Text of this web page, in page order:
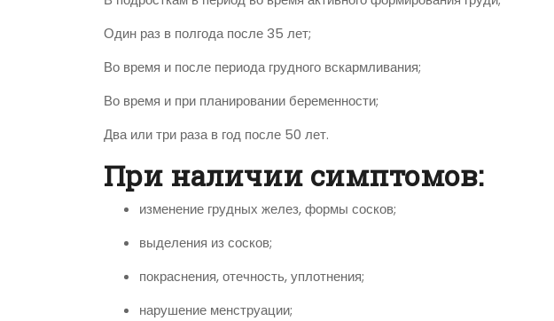
Один раз в полгода после 35 лет;
Во время и после периода грудного вскармливания;
Во время и при планировании беременности;
Два или три раза в год после 50 лет.
При наличии симптомов:
изменение грудных желез, формы сосков;
выделения из сосков;
покраснения, отечность, уплотнения;
нарушение менструации;